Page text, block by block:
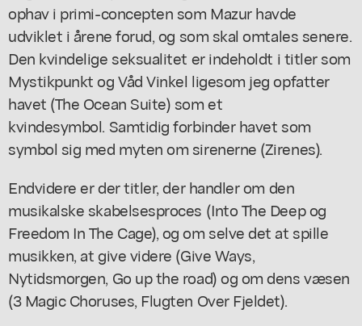
ophav i primi-concepten som Mazur havde
udviklet i årene forud, og som skal omtales senere.
Den kvindelige seksualitet er indeholdt i titler som
Mystikpunkt og Våd Vinkel ligesom jeg opfatter
havet (The Ocean Suite) som et
kvindesymbol. Samtidig forbinder havet som
symbol sig med myten om sirenerne (Zirenes).
Endvidere er der titler, der handler om den
musikalske skabelsesproces (Into The Deep og
Freedom In The Cage), og om selve det at spille
musikken, at give videre (Give Ways,
Nytidsmorgen, Go up the road) og om dens væsen
(3 Magic Choruses, Flugten Over Fjeldet).